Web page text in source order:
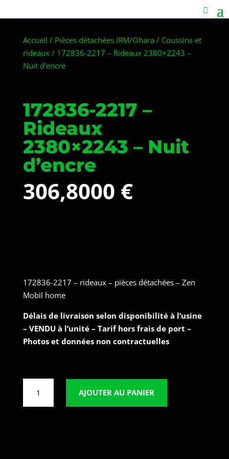
Accueil / Pièces détachées IRM/Ohara / Coussins et
rideaux/ 172836-2217 – Rideaux 2380×2243 –
Nuit d’encre
172836-2217 –
Rideaux
2380×2243 – Nuit
d’encre
306,8000 €
172836-2217 – rideaux – pièces détachées – Zen
Mobil home
Délais de livraison selon disponibilité à l’usine
– VENDU à l’unité – Tarif hors frais de port –
Photos et données non contractuelles
172836-
AJOUTER AU PANIER